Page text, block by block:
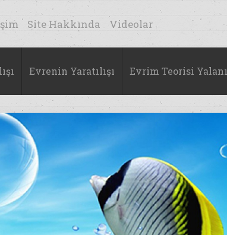
Site Hakkında Videolar
Evrenin Yaratılışı Evrim Teorisi Yalanı